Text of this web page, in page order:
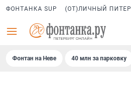
ФОНТАНКА SUP (ОТ)ЛИЧНЫЙ ПИТЕР
Фонтан на Неве 40 млн за парковку